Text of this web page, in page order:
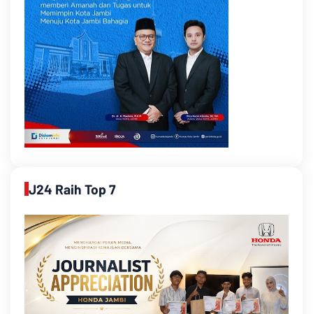
J24 Raih Top 7